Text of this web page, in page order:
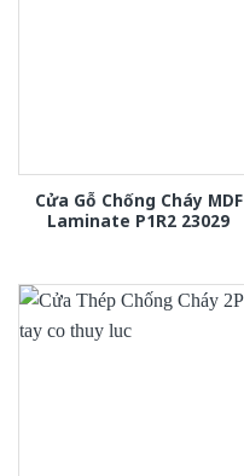
Cửa Gỗ Chống Cháy MDF
Laminate P1R2 23029